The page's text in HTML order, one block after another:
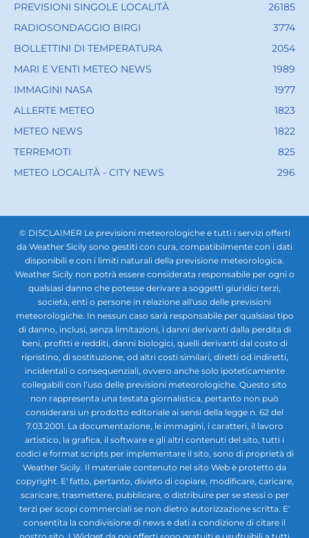
PREVISIONI SINGOLE LOCALITÀ
26185
RADIOSONDAGGIO BIRGI
3774
BOLLETTINI DI TEMPERATURA
2054
MARI E VENTI METEO NEWS
1989
IMMAGINI NASA
1977
ALLERTE METEO
1823
METEO NEWS
1822
TERREMOTI
825
METEO LOCALITÀ - CITY NEWS
296
© DISCLAIMER Le previsioni meteorologiche e tutti i servizi offerti
da Weather Sicily sono gestiti con cura, compatibilmente con i dati
disponibili e con i limiti naturali della previsione meteorologica.
Weather Sicily non potrà essere considerata responsabile per ogni o
qualsiasi danno che potesse derivare a soggetti giuridici terzi,
società, enti o persone in relazione all'uso delle previsioni
meteorologiche. In nessun caso sarà responsabile per qualsiasi tipo
di danno, inclusi, senza limitazioni, i danni derivanti dalla perdita di
beni, profitti e redditi, danni biologici, quelli derivanti dal costo di
ripristino, di sostituzione, od altri costi similari, diretti od indiretti,
incidentali o consequenziali, ovvero anche solo ipoteticamente
collegabili con l’uso delle previsioni meteorologiche. Questo sito
non rappresenta una testata giornalistica, pertanto non può
considerarsi un prodotto editoriale ai sensi della legge n. 62 del
7.03.2001. La documentazione, le immagini, i caratteri, il lavoro
artistico, la grafica, il software e gli altri contenuti del sito, tutti i
codici e format scripts per implementare il sito, sono di proprietà di
Weather Sicily. Il materiale contenuto nel sito Web è protetto da
copyright. E' fatto, pertanto, divieto di copiare, modificare, caricare,
scaricare, trasmettere, pubblicare, o distribuire per se stessi o per
terzi per scopi commerciali se non dietro autorizzazione scritta. E'
consentita la condivisione di news e dati a condizione di citare il